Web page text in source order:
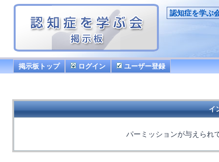
認知症を学ぶ
掲示板トップ ログイン ユーザー登録
イ
パーミッションが与えられ